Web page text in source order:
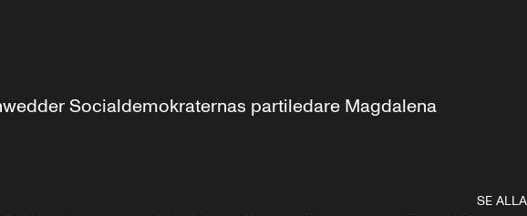
Socialdemokraternas partiledare Magdalena
SE ALLA